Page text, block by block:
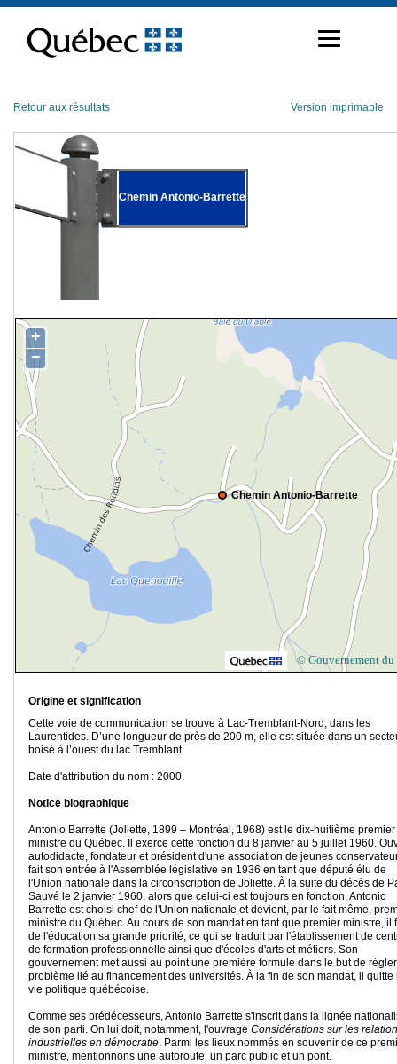
contenu
Retour aux résultats Version imprimable
Chemin Antonio-Barrette
Chemin Antonio-Barrette
+
−
© Gouvernement du
Origine et signification
Cette voie de communication se trouve à Lac-Tremblant-Nord, dans les
Laurentides. D’une longueur de près de 200 m, elle est située dans un
boisé à l’ouest du lac Tremblant.
Date d'attribution du nom : 2000.
Notice biographique
Antonio Barrette (Joliette, 1899 – Montréal, 1968) est le dix-huitième premier
ministre du Québec. Il exerce cette fonction du 8 janvier au 5 juillet 1960.
autodidacte, fondateur et président d'une association de jeunes
fait son entrée à l'Assemblée législative en 1936 en tant que député élu de
l'Union nationale dans la circonscription de Joliette. À la suite du décès de
Sauvé le 2 janvier 1960, alors que celui-ci est toujours en fonction, Antonio
Barrette est choisi chef de l'Union nationale et devient, par le fait même,
ministre du Québec. Au cours de son mandat en tant que premier ministre, il
de l'éducation sa grande priorité, ce qui se traduit par l'établissement de
de formation professionnelle ainsi que d'écoles d'arts et métiers. Son
gouvernement met aussi au point une première formule dans le but de
problème lié au financement des universités. À la fin de son mandat, il quitte
vie politique québécoise.
Comme ses prédécesseurs, Antonio Barrette s'inscrit dans la lignée
de son parti. On lui doit, notamment, l'ouvrage Considérations sur les
industrielles en démocratie. Parmi les lieux nommés en souvenir de ce
ministre, mentionnons une autoroute, un parc public et un pont.